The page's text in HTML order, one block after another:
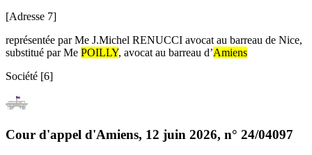
[Adresse 7]
représentée par Me J.Michel RENUCCI avocat au barreau de Nice,
substitué par Me POILLY, avocat au barreau d’Amiens
Société [6]
Cour d'appel d'Amiens, 12 juin 2026, n° 24/04097